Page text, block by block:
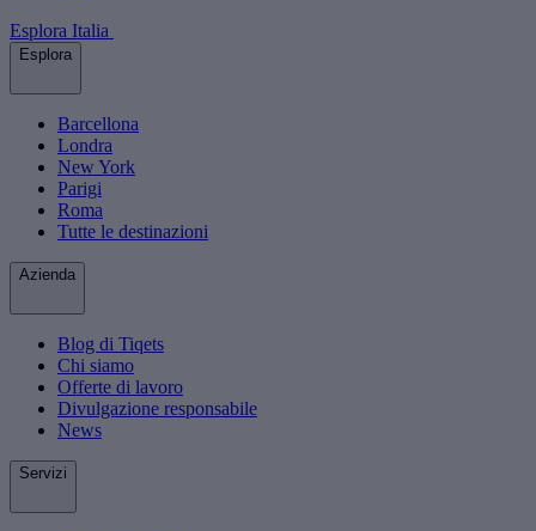
Esplora Italia
Esplora
Barcellona
Londra
New York
Parigi
Roma
Tutte le destinazioni
Azienda
Blog di Tiqets
Chi siamo
Offerte di lavoro
Divulgazione responsabile
News
Servizi